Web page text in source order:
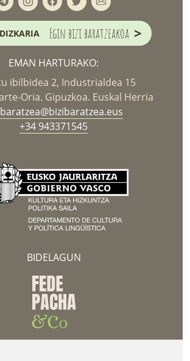
Egin bizi baratzeakoa >
EMAN HARTURAKO:
ibilbidea 2, Industrialdea 15
Oria. Gipuzkoa. Euskal Herria
+34 943371545
BIDELAGUN